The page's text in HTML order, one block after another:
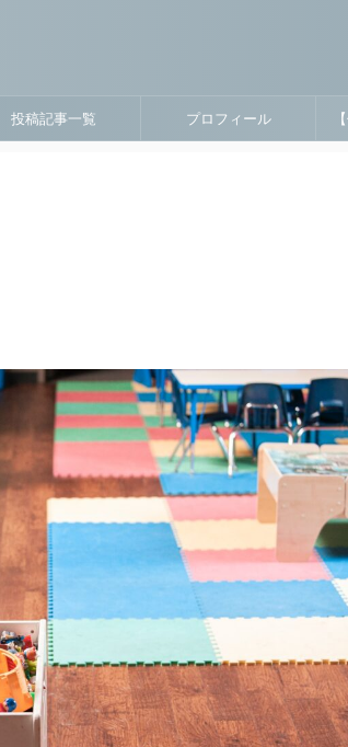
投稿記事一覧 プロフィール